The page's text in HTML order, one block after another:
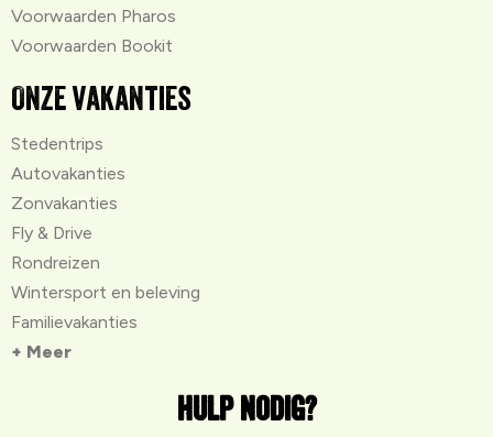
Voorwaarden Pharos
Voorwaarden Bookit
Onze vakanties
Stedentrips
Autovakanties
Zonvakanties
Fly & Drive
Rondreizen
Wintersport en beleving
Familievakanties
+ Meer
Hulp nodig?